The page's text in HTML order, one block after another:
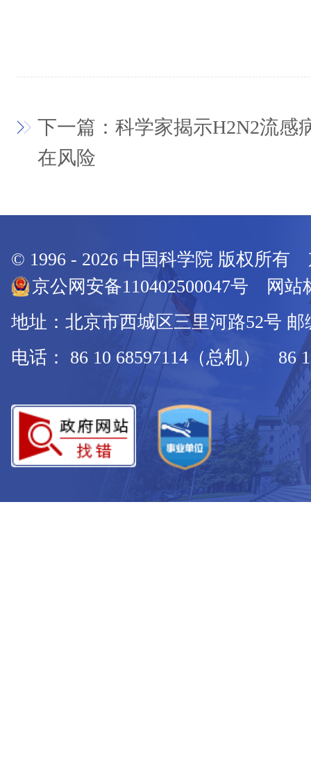
下一篇：科学家揭示H2N2流感
在风险
© 1996 - 2026 中国科学院 版权所有
京公网安备110402500047号 网站
地址：北京市西城区三里河路52号 邮
电话： 86 10 68597114（总机） 86